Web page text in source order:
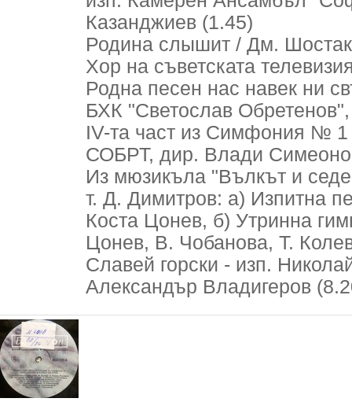
Казанджиев (1.45)
Родина слышит / Дм.
Хор на съветската
Родна песен нас навек ни
БХК "Светослав
IV-та част из Симфония № 1
СОБРТ, дир. Влади
Из мюзикъла "Вълкът и
т. Д. Димитров: а) Изпитна
Коста Цонев, б) Утринна
Цонев, В. Чобанова, Т.
Славей горски - изп.
Александър Владигеров